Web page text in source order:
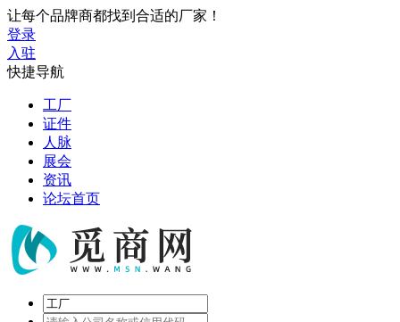
让每个品牌商都找到合适的厂家！
登录
入驻
快捷导航
工厂
证件
人脉
展会
资讯
论坛首页